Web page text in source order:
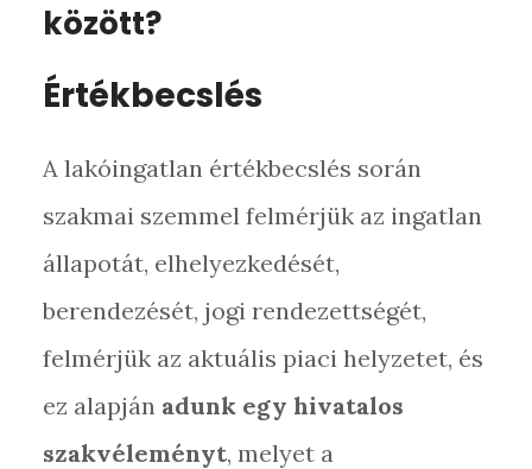
között?
Értékbecslés
A lakóingatlan értékbecslés során
szakmai szemmel felmérjük az ingatlan
állapotát, elhelyezkedését,
berendezését, jogi rendezettségét,
felmérjük az aktuális piaci helyzetet, és
ez alapján adunk egy hivatalos
szakvéleményt, melyet a